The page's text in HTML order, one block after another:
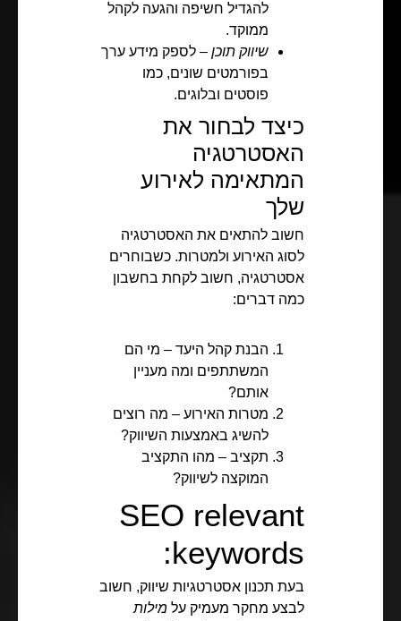
להגדיל חשיפה והגעה לקהל
ממוקד.
שיווק תוכן – לספק מידע ערך
בפורמטים שונים, כמו
פוסטים ובלוגים.
כיצד לבחור את
האסטרטגיה
המתאימה לאירוע
שלך
חשוב להתאים את האסטרטגיה
לסוג האירוע ולמטרות. כשבוחרים
אסטרטגיה, חשוב לקחת בחשבון
כמה דברים:
הבנת קהל היעד – מי הם
המשתתפים ומה מעניין
אותם?
מטרות האירוע – מה רוצים
להשיג באמצעות השיווק?
תקציב – מהו התקציב
המוקצה לשיווק?
SEO relevant
keywords:
בעת תכנון אסטרטגיות שיווק, חשוב
לבצע מחקר מעמיק על מילות